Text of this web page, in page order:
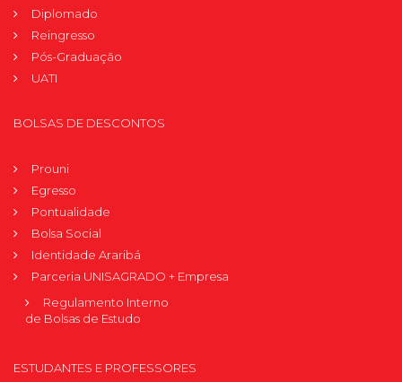
Diplomado
Reingresso
Pós-Graduação
UATI
BOLSAS DE DESCONTOS
Prouni
Egresso
Pontualidade
Bolsa Social
Identidade Araribá
Parceria UNISAGRADO + Empresa
Regulamento Interno
de Bolsas de Estudo
ESTUDANTES E PROFESSORES